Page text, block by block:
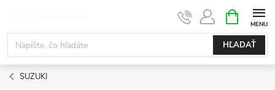
obsah
HĽADAŤ
KOŠÍK
SUZUKI